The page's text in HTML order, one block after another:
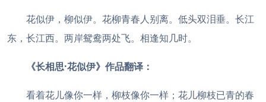
花似伊，柳似伊。花柳青春人别离。低头双泪垂。 长江
东，长江西。两岸鸳鸯两处飞。相逢知几时。
《长相思·花似伊》作品翻译：
看着花儿像你一样，柳枝像你一样；花儿柳枝已青的春